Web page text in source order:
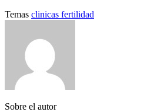
Temas clinicas fertilidad
Sobre el autor